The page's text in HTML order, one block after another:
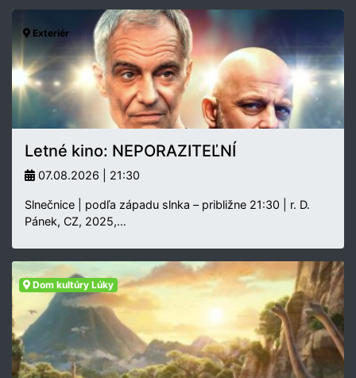
Exteriér
Letné kino: NEPORAZITEĽNÍ
07.08.2026 | 21:30
Slnečnice | podľa západu slnka – približne 21:30 | r. D.
Pánek, CZ, 2025,…
Dom kultúry Lúky